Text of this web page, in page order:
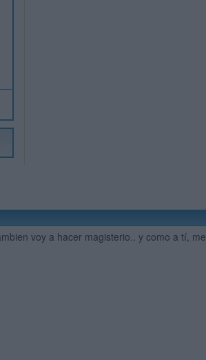
voy a hacer magisterio.. y como a tí, me